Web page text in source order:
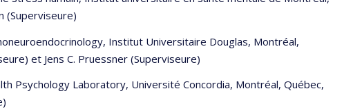
(Superviseure)
Institut Universitaire Douglas, Montréal,
et Jens C. Pruessner (Superviseure)
Psychology Laboratory, Université Concordia, Montréal, Québec,